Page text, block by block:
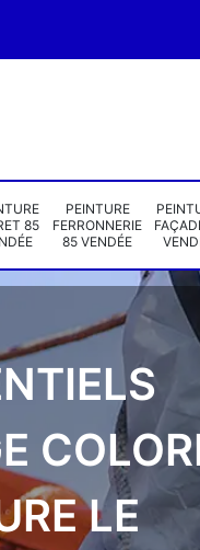
85
PEINTURE
FERRONNERIE
85 VENDÉE
LE